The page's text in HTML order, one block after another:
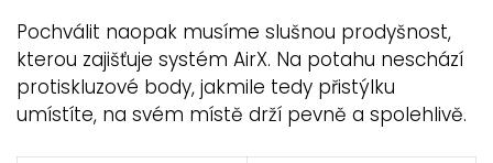
Pochválit naopak musíme slušnou prodyšnost,
kterou zajišťuje systém AirX. Na potahu neschází
protiskluzové body, jakmile tedy přistýlku
umístíte, na svém místě drží pevně a spolehlivě.